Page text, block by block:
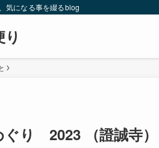
気になる事を綴るblog
ぐり 2023 （證誠寺）